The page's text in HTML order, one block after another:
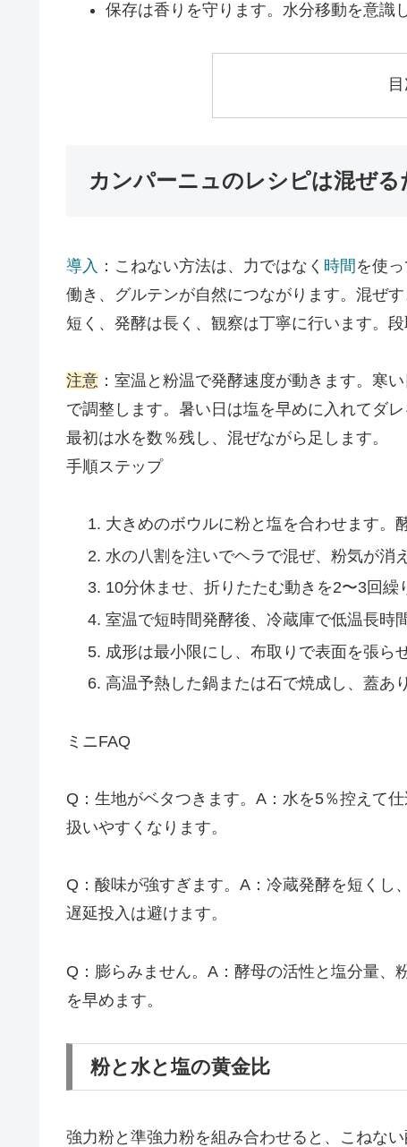
保存は香りを守ります。水分移動を意識
カンパーニュのレシピは混ぜ
導入 ：こねない方法は、力ではなく 時間 を使
働き、グルテンが自然につながります。混ぜ
短く、発酵は長く、観察は丁寧に行います。
注意 ：室温と粉温で発酵速度が動きます。寒
で調整します。暑い日は塩を早めに入れてダ
最初は水を数％残し、混ぜながら足します。
手順ステップ
大きめのボウルに粉と塩を合わせます。
水の八割を注いでヘラで混ぜ、粉気が消
10分休ませ、折りたたむ動きを2〜3回繰
室温で短時間発酵後、冷蔵庫で低温長時
成形は最小限にし、布取りで表面を張ら
高温予熱した鍋または石で焼成し、蓋あ
ミニFAQ
Q：生地がベタつきます。A：水を5％控えて
扱いやすくなります。
Q：酸味が強すぎます。A：冷蔵発酵を短くし
遅延投入は避けます。
Q：膨らみません。A：酵母の活性と塩分量、
を早めます。
粉と水と塩の黄金比
強力粉と準強力粉を組み合わせると、こねな